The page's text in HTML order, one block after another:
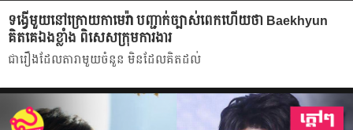
ទង្វើមួយនៅក្រោយកាមេរ៉ា បញ្ជាក់ច្បាស់ពេកហើយថា Baekhyun
គិតគេឯងខ្លាំង ពិសេសក្រុមការងារ
ជា​រឿងដែលតារាមួយចំនួន មិនដែលគិតដល់